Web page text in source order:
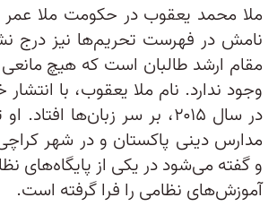
ملا محمد یعقوب در حکومت ملا
نامش در فهرست تحریم‌ها نیز درج
مقام ارشد طالبان است که هیچ
وجود ندارد. نام ملا یعقوب، با
در سال ۲۰۱۵، بر سر زبان‌ها
مدارس دینی پاکستان و در شهر
و گفته می‌شود در یکی از پایگاه‌های
آموزش‌های نظامی را فرا گرفته است.